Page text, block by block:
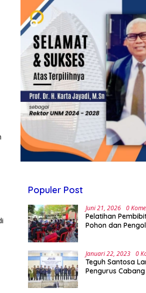
Populer Post
Juni 21, 2026 0
Pelatihan
Pohon dan
Green Campus di
Laboratorium
Januari 22, 2023 0
Teguh Santosa
Pengurus Cabang